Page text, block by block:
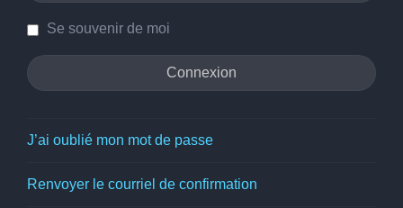
Se souvenir de moi
J’ai oublié mon mot de passe
Renvoyer le courriel de confirmation